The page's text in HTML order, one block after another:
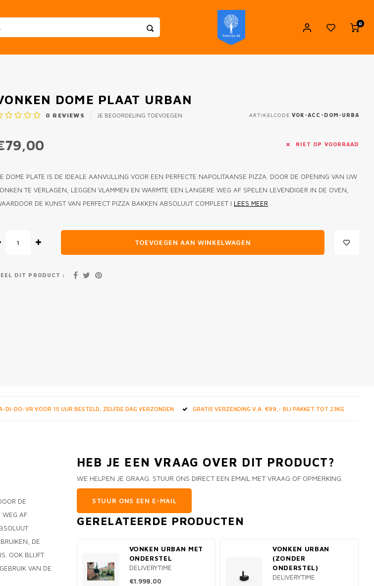
0
DOME PLAAT URBAN
0 REVIEWS JE BEOORDELING TOEVOEGEN ARTIKELCODE VOK-ACC-DOM-URBA
NIET OP VOORRAAD
DOME PLATE IS DE IDEALE AANVULLING VOOR EEN PERFECTE NAPOLITAANSE PIZZA. DOOR DE OPENING VAN UW
TE VERLAGEN, LEGGEN VLAMMEN EN WARMTE EEN LANGERE WEG AF SPELEN LEVENDIGER IN DE OVEN,
DE KUNST VAN PERFECT PIZZA BAKKEN ABSOLUUT COMPLEET I LEES MEER
TOEVOEGEN AAN WINKELWAGEN
DIT PRODUCT :
DI-DO-VR VOOR 15 UUR BESTELD, ZELFDE DAG VERZONDEN GRATIS VERZENDING V.A. €99,- BIJ PAKKET TOT 23KG
DE
WEG AF
DE
OOK BLIJFT
VAN DE
HEB JE EEN VRAAG OVER DIT PRODUCT?
WE HELPEN JE GRAAG. STUUR ONS DIRECT EEN EMAIL MET VRAAG OF OPMERKING.
STUUR ONS EEN E-MAIL
GERELATEERDE PRODUCTEN
VONKEN URBAN MET
ONDERSTEL
DELIVERYTIME
€1.998,00
VONKEN URBAN
(ZONDER
ONDERSTEL)
DELIVERYTIME